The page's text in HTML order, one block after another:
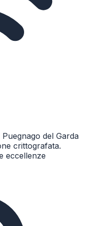
del Garda
crittografata.
eccellenze